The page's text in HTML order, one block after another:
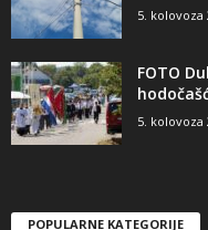
5. kolovoza
FOTO
5. kolovoza
POPULARNE KATEGORIJE